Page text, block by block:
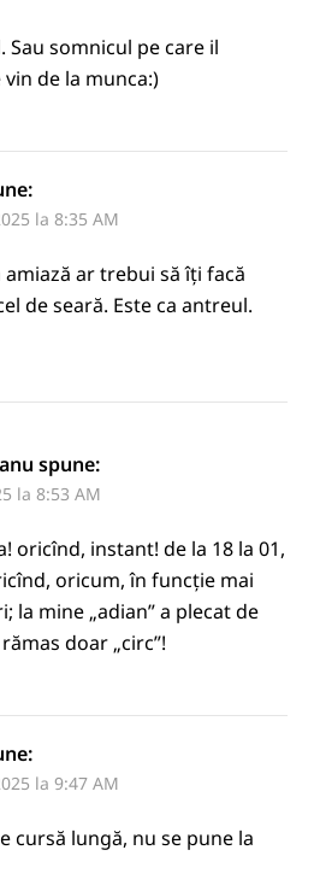
Sau somnicul pe care il
de la munca:)
la 8:35 AM
amiază ar trebui să îți facă
de seară. Este ca antreul.
spune:
la 8:53 AM
oricînd, instant! de la 18 la 01,
oricum, în funcție mai
la mine „adian” a plecat de
doar „circ”!
la 9:47 AM
cursă lungă, nu se pune la